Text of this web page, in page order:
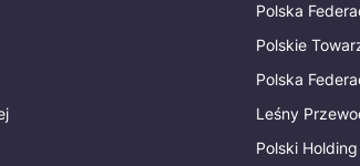
Polska
Polskie
Polska
Leśny
Polski